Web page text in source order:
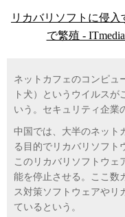
リカバリソフトに侵
で繁殖 -
ネットカフェのコンピュ
ト犬）というウイルス
いう。セキュリティ企業
中国では、大半のネット
る目的でリカバリソフト
このリカバリソフトウェ
能を停止させる。ここ数
ス対策ソフトウェアやリ
ているという。